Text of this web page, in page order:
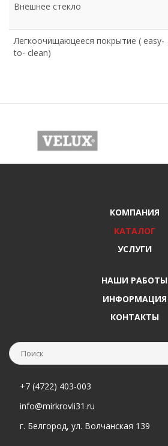
Внешнее стекло
Легкоочищаюцееся покрытие ( easy-
to- clean)
КОМПАНИЯ
КАТАЛОГ
УСЛУГИ
НАШИ РАБОТЫ
ИНФОРМАЦИЯ
КОНТАКТЫ
+7 (4722) 403-003
info@mirkrovli31.ru
г. Белгород, ул. Волчанская 139